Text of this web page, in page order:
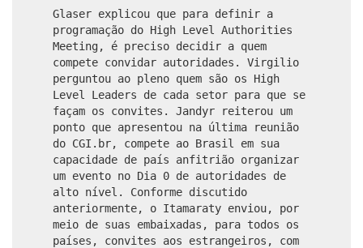
Glaser explicou que para definir a
programação do High Level Authorities
Meeting, é preciso decidir a quem
compete convidar autoridades. Virgilio
perguntou ao pleno quem são os High
Level Leaders de cada setor para que se
façam os convites. Jandyr reiterou um
ponto que apresentou na última reunião
do CGI.br, compete ao Brasil em sua
capacidade de país anfitrião organizar
um evento no Dia 0 de autoridades de
alto nível. Conforme discutido
anteriormente, o Itamaraty enviou, por
meio de suas embaixadas, para todos os
países, convites aos estrangeiros, com